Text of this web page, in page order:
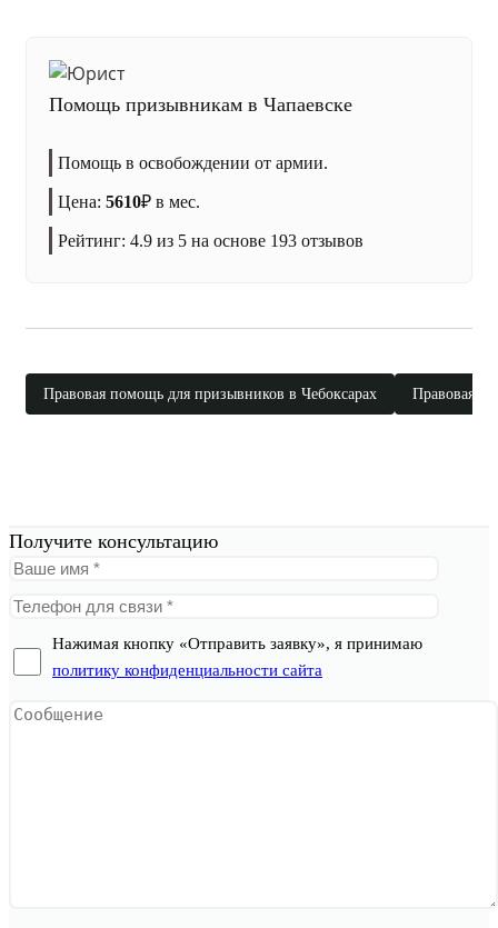
Помощь призывникам в Чапаевске
Помощь в освобождении от армии.
Цена: 5610₽ в мес.
Рейтинг: 4.9 из 5 на основе 193 отзывов
Правовая помощь для призывников в Чебоксарах Правовая
Получите консультацию
Нажимая кнопку «Отправить заявку», я принимаю
политику конфиденциальности сайта